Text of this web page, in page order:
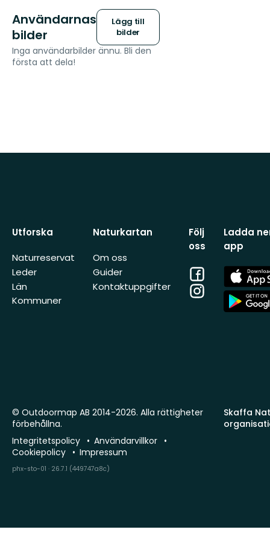
Användarnas
bilder
Lägg till
bilder
Inga användarbilder ännu. Bli den
första att dela!
Utforska
Naturreservat
Leder
Län
Kommuner
Naturkartan
Om oss
Guider
Kontaktuppgifter
Följ
oss
Facebook
Instagram
Ladda
app
App
Store
App
Store
Skaffa
© Outdoormap AB 2014-2026. Alla rättigheter
förbehållna.
Integritetspolicy
Användarvillkor
Cookiepolicy
Impressum
phx-sto-01 · 26.7.1 (449747a8c)